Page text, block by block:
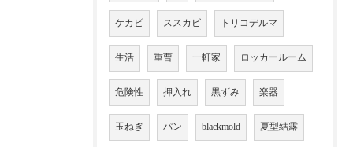
ケカビ ススカビ トリコデルマ
生活 重曹 一軒家 ロッカールーム
危険性 押入れ 黒ずみ 楽器
玉ねぎ パン blackmold 夏型結露